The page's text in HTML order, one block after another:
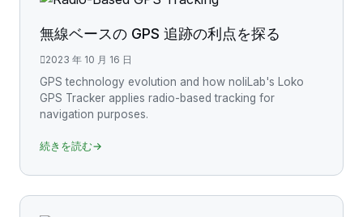
無線ベースの GPS 追跡の利点を探る
2023 年 10 月 16 日
GPS technology evolution and how noliLab's Loko
GPS Tracker applies radio-based tracking for
navigation purposes.
続きを読む→